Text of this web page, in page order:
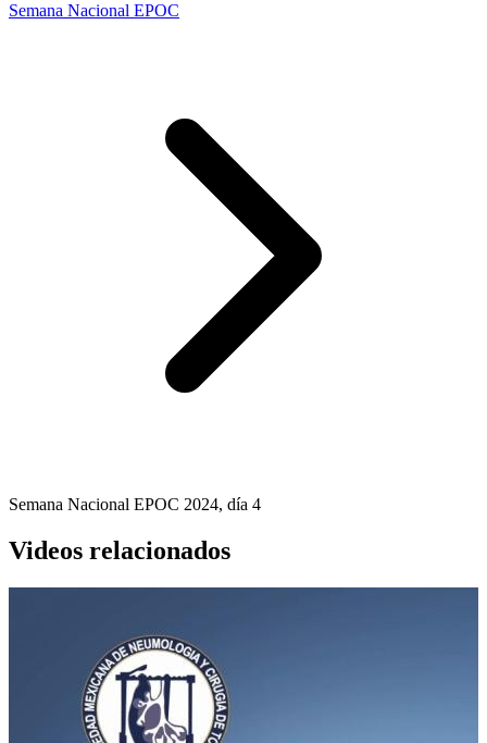
Semana Nacional EPOC
Semana Nacional EPOC 2024, día 4
Videos relacionados